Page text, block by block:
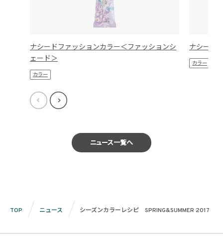
ナシードファッションカラー＜ファッションシ
ェード＞
カラー
ナシード
カラー
ニュース一覧へ
TOP ニュース シーズンカラーレシピ SPRING&SUMMER 2017